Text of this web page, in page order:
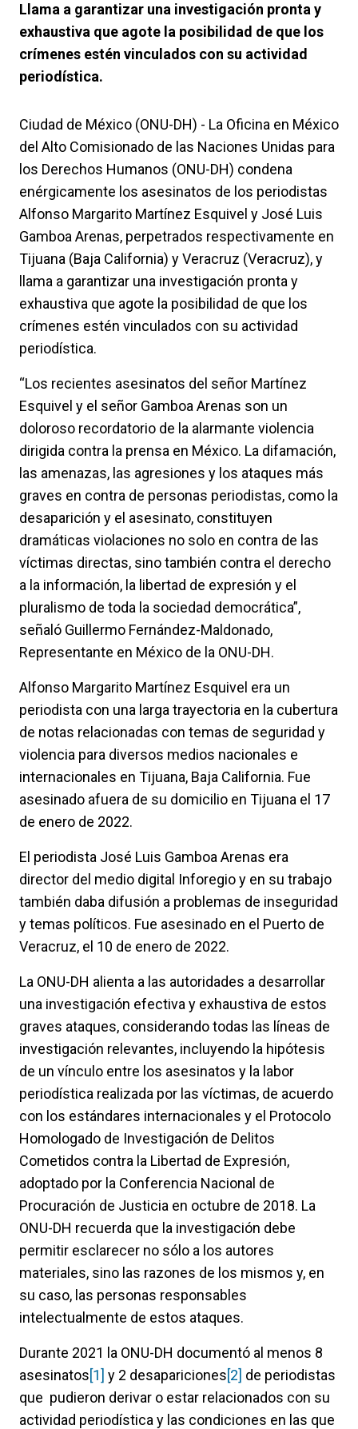
Llama a garantizar una investigación pronta y
exhaustiva que agote la posibilidad de que los
crímenes estén vinculados con su actividad
periodística.
Ciudad de México (ONU-DH) - La Oficina en México
del Alto Comisionado de las Naciones Unidas para
los Derechos Humanos (ONU-DH) condena
enérgicamente los asesinatos de los periodistas
Alfonso Margarito Martínez Esquivel y José Luis
Gamboa Arenas, perpetrados respectivamente en
Tijuana (Baja California) y Veracruz (Veracruz), y
llama a garantizar una investigación pronta y
exhaustiva que agote la posibilidad de que los
crímenes estén vinculados con su actividad
periodística.
“Los recientes asesinatos del señor Martínez
Esquivel y el señor Gamboa Arenas son un
doloroso recordatorio de la alarmante violencia
dirigida contra la prensa en México. La difamación,
las amenazas, las agresiones y los ataques más
graves en contra de personas periodistas, como la
desaparición y el asesinato, constituyen
dramáticas violaciones no solo en contra de las
víctimas directas, sino también contra el derecho
a la información, la libertad de expresión y el
pluralismo de toda la sociedad democrática”,
señaló Guillermo Fernández-Maldonado,
Representante en México de la ONU-DH.
Alfonso Margarito Martínez Esquivel era un
periodista con una larga trayectoria en la cubertura
de notas relacionadas con temas de seguridad y
violencia para diversos medios nacionales e
internacionales en Tijuana, Baja California. Fue
asesinado afuera de su domicilio en Tijuana el 17
de enero de 2022.
El periodista José Luis Gamboa Arenas era
director del medio digital Inforegio y en su trabajo
también daba difusión a problemas de inseguridad
y temas políticos. Fue asesinado en el Puerto de
Veracruz, el 10 de enero de 2022.
La ONU-DH alienta a las autoridades a desarrollar
una investigación efectiva y exhaustiva de estos
graves ataques, considerando todas las líneas de
investigación relevantes, incluyendo la hipótesis
de un vínculo entre los asesinatos y la labor
periodística realizada por las víctimas, de acuerdo
con los estándares internacionales y el Protocolo
Homologado de Investigación de Delitos
Cometidos contra la Libertad de Expresión,
adoptado por la Conferencia Nacional de
Procuración de Justicia en octubre de 2018. La
ONU-DH recuerda que la investigación debe
permitir esclarecer no sólo a los autores
materiales, sino las razones de los mismos y, en
su caso, las personas responsables
intelectualmente de estos ataques.
Durante 2021 la ONU-DH documentó al menos 8
asesinatos[1] y 2 desapariciones[2] de periodistas
que pudieron derivar o estar relacionados con su
actividad periodística y las condiciones en las que